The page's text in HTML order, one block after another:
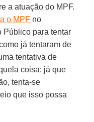
a atuação do MPF.
o MPF no
Público para tentar
já tentaram de
tentativa de
coisa: já que
tenta-se
que isso possa